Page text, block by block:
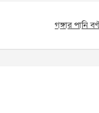
গঙ্গার পানি